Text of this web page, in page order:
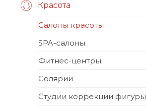
Красота
Салоны красоты
SPA-салоны
Фитнес-центры
Солярии
Студии коррекции фигуры